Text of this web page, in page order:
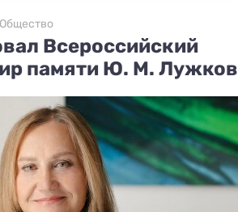
Всероссийский
памяти Ю. М.
Общество